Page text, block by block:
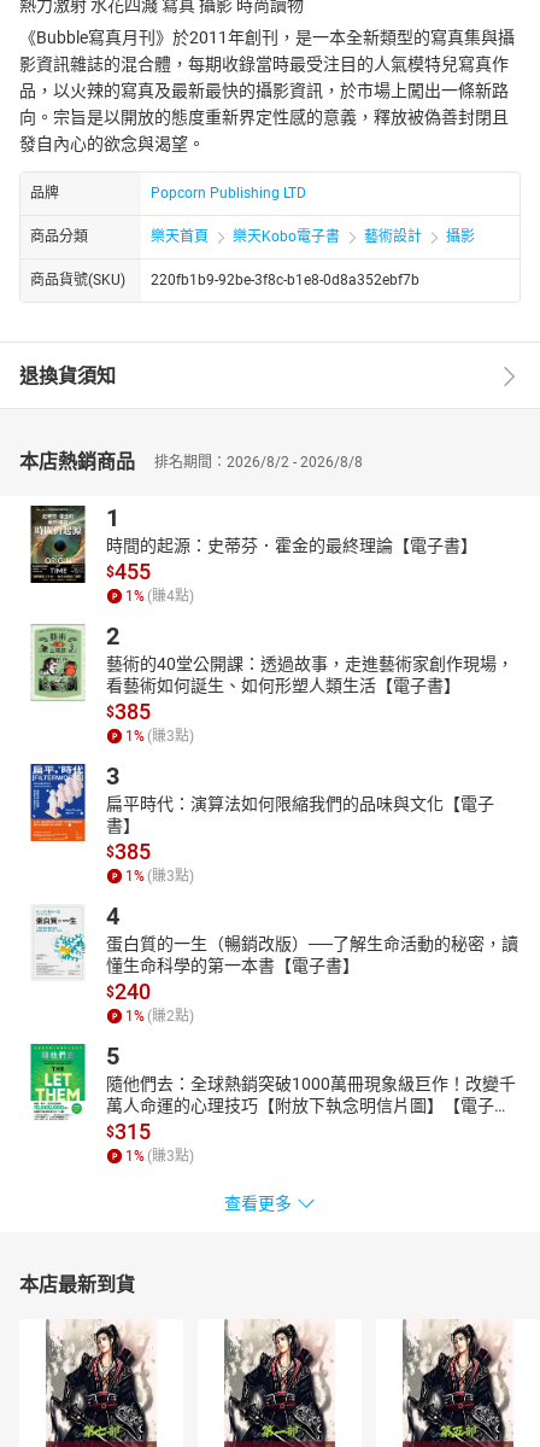
熱力激射 水花四濺 寫真 攝影 時尚讀物
《Bubble寫真月刊》於2011年創刊，是一本全新類型的寫真集與攝
影資訊雜誌的混合體，每期收錄當時最受注目的人氣模特兒寫真作
品，以火辣的寫真及最新最快的攝影資訊，於市場上闖出一條新路
向。宗旨是以開放的態度重新界定性感的意義，釋放被偽善封閉且
發自內心的欲念與渴望。
品牌 Popcorn Publishing LTD
商品分類 樂天首頁 樂天Kobo電子書 藝術設計 攝影
商品貨號(SKU) 220fb1b9-92be-3f8c-b1e8-0d8a352ebf7b
退換貨須知
本店熱銷商品 排名期間：2026/8/2 - 2026/8/8
1
時間的起源：史蒂芬．霍金的最終理論【電子書】
$455
1 % (賺4點)
2
藝術的40堂公開課：透過故事，走進藝術家創作現場，
看藝術如何誕生、如何形塑人類生活【電子書】
$385
1 % (賺3點)
3
扁平時代：演算法如何限縮我們的品味與文化【電子
書】
$385
1 % (賺3點)
4
蛋白質的一生（暢銷改版）──了解生命活動的秘密，讀
懂生命科學的第一本書【電子書】
$240
1 % (賺2點)
5
隨他們去：全球熱銷突破1000萬冊現象級巨作！改變千
萬人命運的心理技巧【附放下執念明信片圖】【電子
書】
$315
1 % (賺3點)
查看更多
本店最新到貨